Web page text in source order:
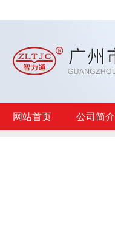
网站首页 公司简介